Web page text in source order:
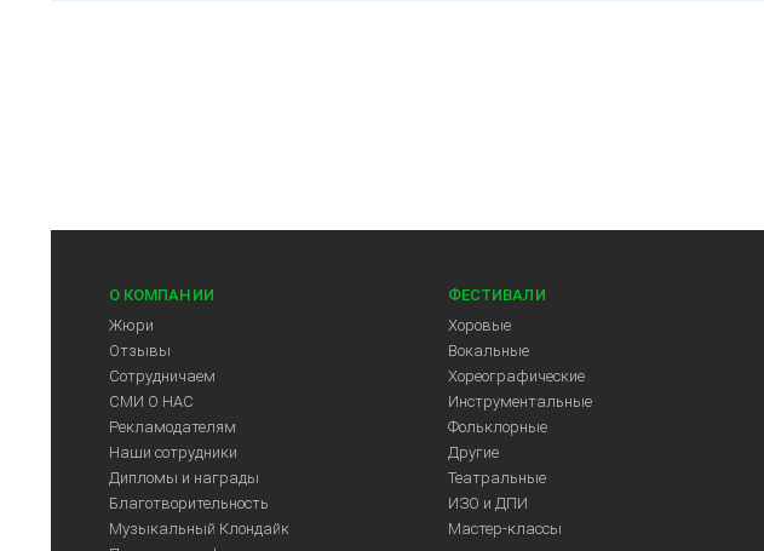
О КОМПАНИИ
Жюри
Отзывы
Сотрудничаем
СМИ О НАС
Рекламодателям
Наши сотрудники
Дипломы и награды
Благотворительность
Музыкальный Клондайк
ФЕСТИВАЛИ
Хоровые
Вокальные
Хореографические
Инструментальные
Фольклорные
Другие
Театральные
ИЗО и ДПИ
Мастер-классы
Арт-Центр